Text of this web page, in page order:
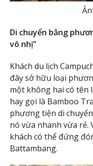
Di chuyển bằng
vô nhị”
Khách du lịch
đây sở hữu loại
một không hai có tên
hay gọi là Bamboo
phương tiện di
nó vừa nhanh vừa rẻ.
khách có thể đứng
Battambang.